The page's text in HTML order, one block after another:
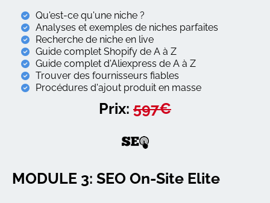
Qu'est-ce qu'une niche ?
Analyses et exemples de niches parfaites
Recherche de niche en live
Guide complet Shopify de A à Z
Guide complet d'Aliexpress de A à Z
Trouver des fournisseurs fiables
Procédures d'ajout produit en masse
Prix: 597€
MODULE 3: SEO On-Site Elite